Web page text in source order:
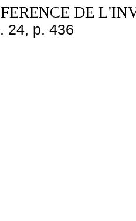
DE
24, p. 436